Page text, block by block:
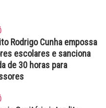
Rodrigo Cunha empossa
escolares e sanciona
de 30 horas para